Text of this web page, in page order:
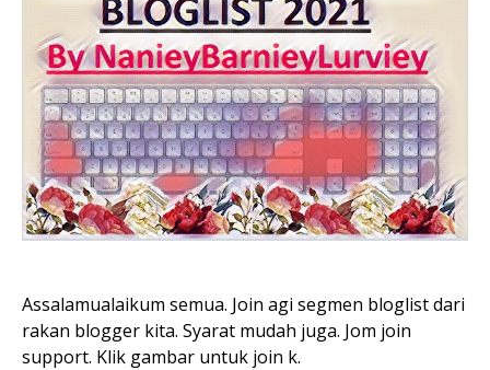
Assalamualaikum semua. Join agi segmen bloglist dari
rakan blogger kita. Syarat mudah juga. Jom join
support. Klik gambar untuk join k.